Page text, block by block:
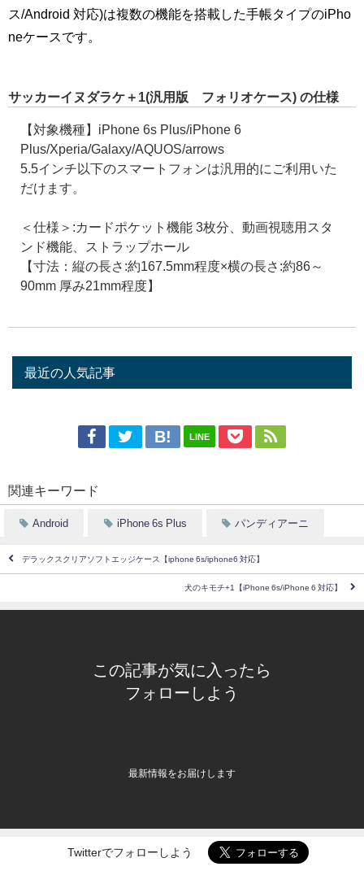
ス/Android 対応)は複数の機能を搭載した手帳タイプのiPho
neケースです。
サッカーイヌダラケ＋1(汎用版 フォリオケース) の仕様
【対象機種】iPhone 6s Plus/iPhone 6
Plus/Xperia/Galaxy/AQUOS/arrows
5.5インチ以下のスマートフォンは汎用的にご利用いた
だけます。
＜仕様＞:カードポケット機能 3枚分、動画視聴用スタ
ンド機能、ストラップホール
【寸法：縦の長さ:約167.5mm程度×横の長さ:約86～
90mm 厚み21mm程度】
最近の人気記事
LINE
関連キーワード
Android iPhone 6s Plus パンディアーニ
デラックスクリアソフトエッジケース【iphone 6s/iphone6 対応】
犬のキモチ+1【iPhone 6s/iPhone 6 対応】
この記事が気に入ったら
フォローしよう
最新情報をお届けします
Twitterでフォローしよう